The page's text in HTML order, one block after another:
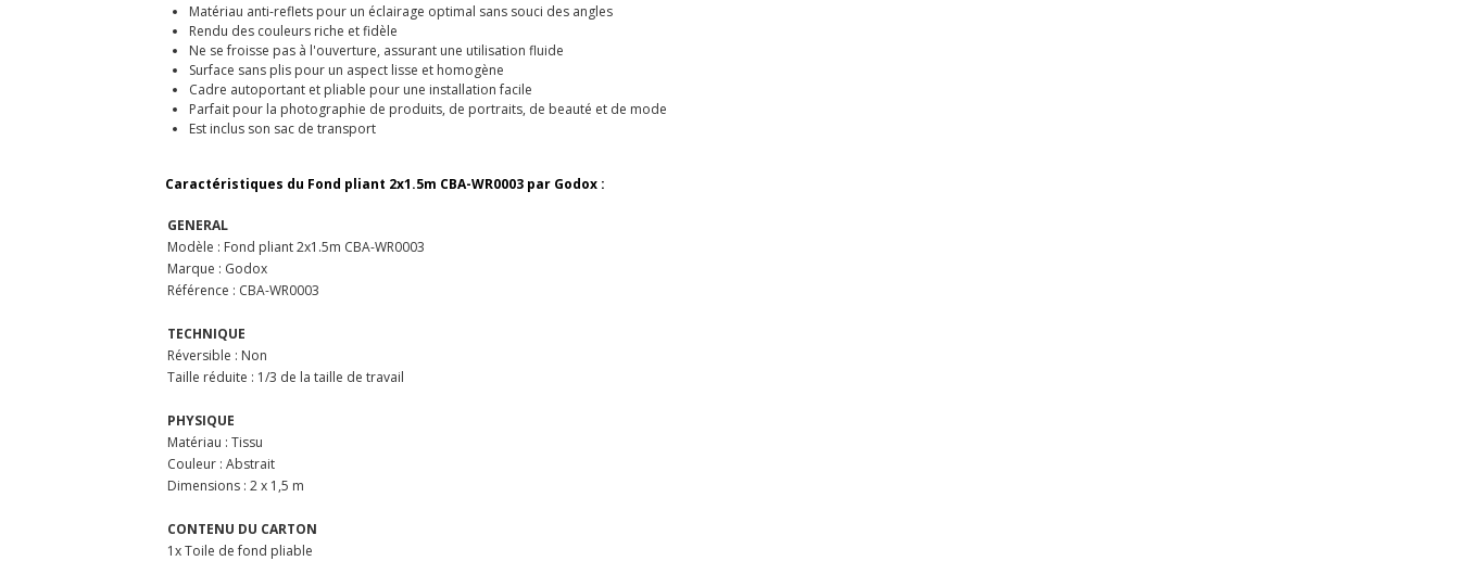
Matériau anti-reflets pour un éclairage optimal sans souci des angles
Rendu des couleurs riche et fidèle
Ne se froisse pas à l'ouverture, assurant une utilisation fluide
Surface sans plis pour un aspect lisse et homogène
Cadre autoportant et pliable pour une installation facile
Parfait pour la photographie de produits, de portraits, de beauté et de mode
Est inclus son sac de transport
Caractéristiques du Fond pliant 2x1.5m CBA-WR0003 par Godox :
GENERAL
Modèle : Fond pliant 2x1.5m CBA-WR0003
Marque : Godox
Référence : CBA-WR0003
TECHNIQUE
Réversible : Non
Taille réduite : 1/3 de la taille de travail
PHYSIQUE
Matériau : Tissu
Couleur : Abstrait
Dimensions : 2 x 1,5 m
CONTENU DU CARTON
1x Toile de fond pliable